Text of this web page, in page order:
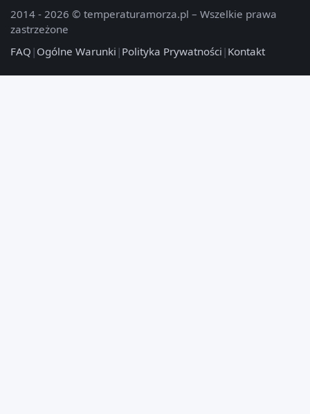
2014 - 2026 © temperaturamorza.pl – Wszelkie prawa
zastrzeżone
FAQ | Ogólne Warunki | Polityka Prywatności | Kontakt